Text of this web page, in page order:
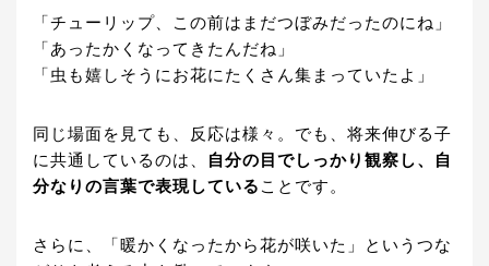
「チューリップ、この前はまだつぼみだったのにね」
「あったかくなってきたんだね」
「虫も嬉しそうにお花にたくさん集まっていたよ」
同じ場面を見ても、反応は様々。でも、将来伸びる子
に共通しているのは、
自分の目でしっかり観察し、自
分なりの言葉で表現している ことです。
さらに、「暖かくなったから花が咲いた」というつな